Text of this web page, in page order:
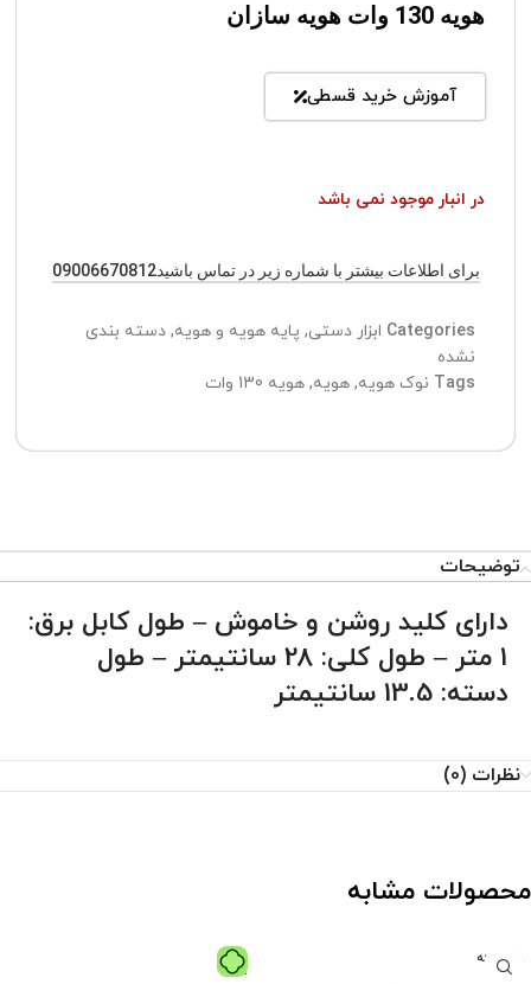
هویه 130 وات هویه سازان
آموزش خرید قسطی
در انبار موجود نمی باشد
برای اطلاعات بیشتر با شماره زیر در تماس باشید09006670812
Categories ابزار دستی, پایه هویه و هویه, دسته بندی
نشده
Tags نوک هویه, هویه, هویه 130 وات
توضیحات
دارای کلید روشن و خاموش – طول کابل برق:
1 متر – طول کلی: 28 سانتیمتر – طول
دسته: 13.5 سانتیمتر
نظرات (0)
محصولات مشابه
فروخته
شده